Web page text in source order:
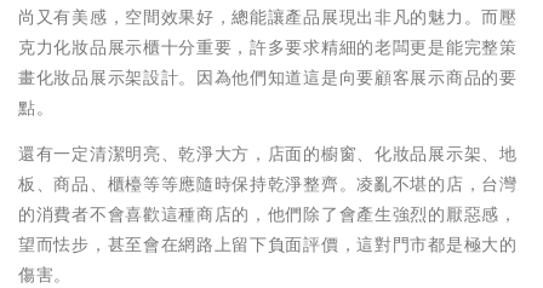
尚又有美感，空間效果好，總能讓產品展現出非凡的魅力。而壓
克力化妝品展示櫃十分重要，許多要求精細的老闆更是能完整策
畫化妝品展示架設計。因為他們知道這是向要顧客展示商品的要
點。
還有一定清潔明亮、乾淨大方，店面的櫥窗、化妝品展示架、地
板、商品、櫃檯等等應隨時保持乾淨整齊。凌亂不堪的店，台灣
的消費者不會喜歡這種商店的，他們除了會產生強烈的厭惡感，
望而怯步，甚至會在網路上留下負面評價，這對門市都是極大的
傷害。